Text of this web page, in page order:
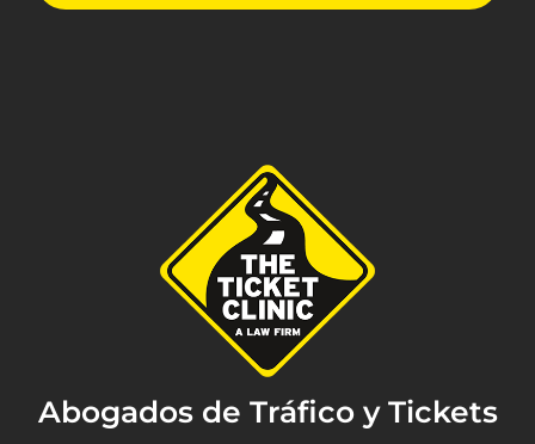
Abogados de Tráfico y Tickets